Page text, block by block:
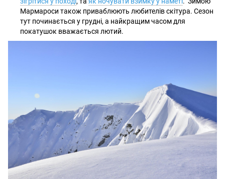
Мармароси також приваблюють любителів скітура. Сезон
тут починається у грудні, а найкращим часом для
покатушок вважається лютий.